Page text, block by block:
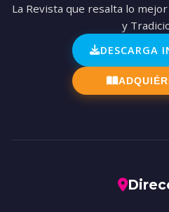
La Revista que resalta lo
y
DESCARGA